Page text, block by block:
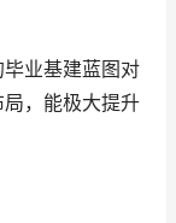
毕业基建蓝图对
，能极大提升